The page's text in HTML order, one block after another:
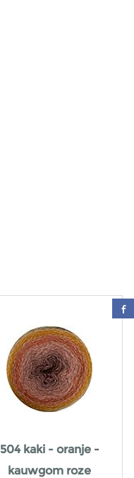
504 kaki - oranje -
kauwgom roze